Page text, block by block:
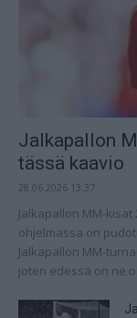
Jalkapallon
tässä kaavio
28.06.2026 13:37
Jalkapallon MM-
ohjelmassa on
Jalkapallon MM-
joten edessä on ne